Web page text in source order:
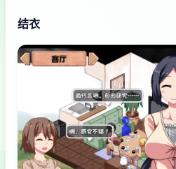
结衣